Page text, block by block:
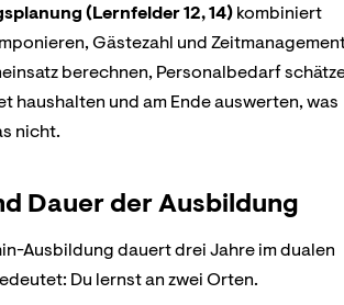
(Lernfelder 12, 14)kombiniert
Gästezahl und
berechnen, Personalbedarf
haushalten und am Ende auswerten, was
nicht.
Dauer der Ausbildung
Ausbildung dauert drei Jahre im dualen
Du lernst an zwei Orten.